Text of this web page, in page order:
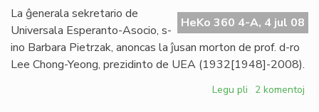
HeKo 360 4-A, 4 jul 08
La ĝenerala sekretario de
Universala Esperanto-Asocio, s-
ino Barbara Pietrzak, anoncas la ĵusan morton de prof. d-ro
Lee Chong-Yeong, prezidinto de UEA (1932[1948]-2008).
Legu pli pri2 komentoj